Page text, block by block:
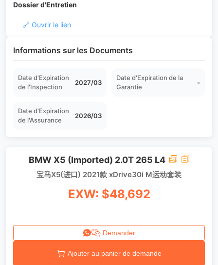
Dossier d'Entretien
🔗 Ouvrir le lien
Informations sur les Documents
Date d'Expiration
de l'Inspection
2027/03
Date d'Expiration de la
Garantie
-
Date d'Expiration
de l'Assurance
2026/03
BMW X5 (Imported) 2.0T 265 L4
宝马X5(进口) 2021款 xDrive30i M运动套装
EXW: $48,692
Demander
Ajouter au panier de demande